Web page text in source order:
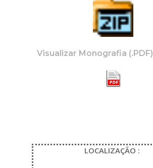
Visualizar Monografia (.PDF)
LOCALIZAÇÃO :